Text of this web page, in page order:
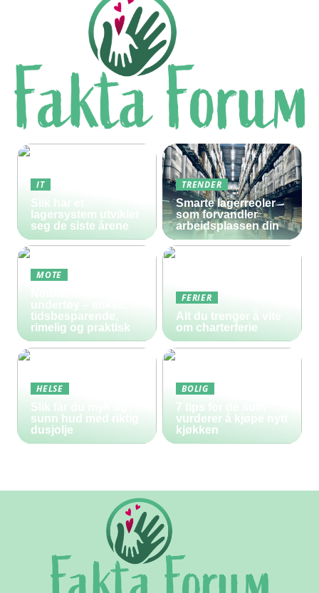
IT
Slik har et
lagersystem utviklet
seg de siste årene
TRENDER
Smarte lagerreoler
som forvandler
arbeidsplassen din
MOTE
undertøy – enkelt,
tidsbesparende,
rimelig og praktisk
FERIER
Alt du trenger å vite
om charterferie
HELSE
Slik får du myk og
sunn hud med riktig
dusjolje
BOLIG
7 tips for de som
vurderer å kjøpe nytt
kjøkken